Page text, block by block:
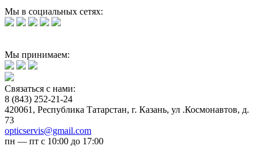
Мы в социальных сетях:
Мы принимаем:
Связаться с нами:
8 (843) 252-21-24
420061, Республика Татарстан, г. Казань, ул .Космонавтов, д.
73
opticservis@gmail.com
пн — пт с 10:00 до 17:00